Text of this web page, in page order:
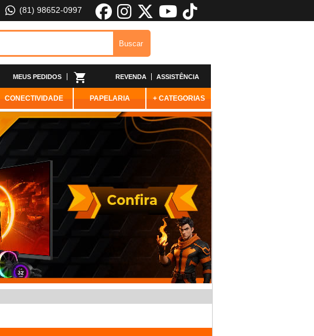
(81) 98652-0997
MEUS PEDIDOS REVENDA ASSISTÊNCIA
CONECTIVIDADE PAPELARIA + CATEGORIAS